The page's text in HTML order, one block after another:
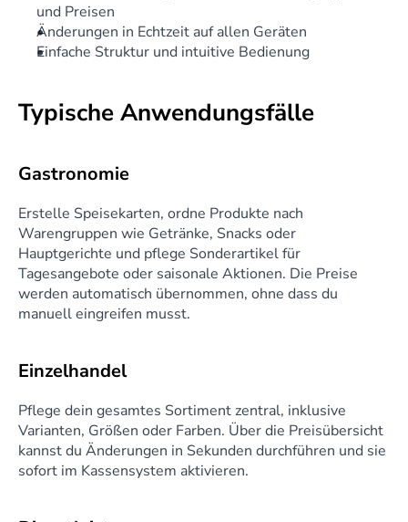
und Preisen
Änderungen in Echtzeit auf allen Geräten
Einfache Struktur und intuitive Bedienung
Typische Anwendungsfälle
Gastronomie
Erstelle Speisekarten, ordne Produkte nach
Warengruppen wie Getränke, Snacks oder
Hauptgerichte und pflege Sonderartikel für
Tagesangebote oder saisonale Aktionen. Die Preise
werden automatisch übernommen, ohne dass du
manuell eingreifen musst.
Einzelhandel
Pflege dein gesamtes Sortiment zentral, inklusive
Varianten, Größen oder Farben. Über die Preisübersicht
kannst du Änderungen in Sekunden durchführen und sie
sofort im Kassensystem aktivieren.